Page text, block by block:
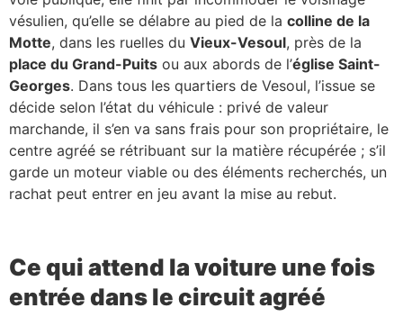
vésulien, qu’elle se délabre au pied de la colline de la
Motte, dans les ruelles du Vieux-Vesoul, près de la
place du Grand-Puits ou aux abords de l’église Saint-
Georges. Dans tous les quartiers de Vesoul, l’issue se
décide selon l’état du véhicule : privé de valeur
marchande, il s’en va sans frais pour son propriétaire, le
centre agréé se rétribuant sur la matière récupérée ; s’il
garde un moteur viable ou des éléments recherchés, un
rachat peut entrer en jeu avant la mise au rebut.
Ce qui attend la voiture une fois
entrée dans le circuit agréé